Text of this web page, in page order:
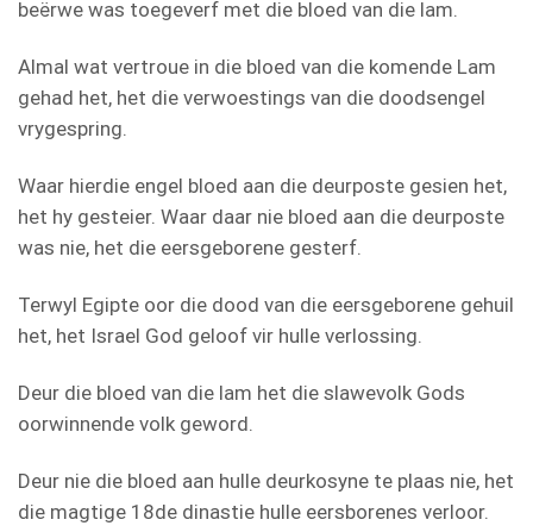
beërwe was toegeverf met die bloed van die lam.
Almal wat vertroue in die bloed van die komende Lam
gehad het, het die verwoestings van die doodsengel
vrygespring.
Waar hierdie engel bloed aan die deurposte gesien het,
het hy gesteier. Waar daar nie bloed aan die deurposte
was nie, het die eersgeborene gesterf.
Terwyl Egipte oor die dood van die eersgeborene gehuil
het, het Israel God geloof vir hulle verlossing.
Deur die bloed van die lam het die slawevolk Gods
oorwinnende volk geword.
Deur nie die bloed aan hulle deurkosyne te plaas nie, het
die magtige 18de dinastie hulle eersborenes verloor.